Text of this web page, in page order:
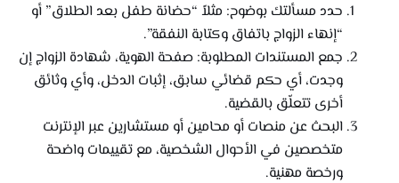
حدد مسألتك بوضوح: مثلاً “حضانة طفل بعد الطلاق” أو
“إنهاء الزواج باتفاق وكتابة النفقة”.
جمع المستندات المطلوبة: صفحة الهوية، شهادة الزواج إن
وجدت، أي حكم قضائي سابق، إثبات الدخل، وأي وثائق
أخرى تتعلّق بالقضية.
البحث عن منصات أو محامين أو مستشارين عبر الإنترنت
متخصصين في الأحوال الشخصية، مع تقييمات واضحة
ورخصة مهنية.